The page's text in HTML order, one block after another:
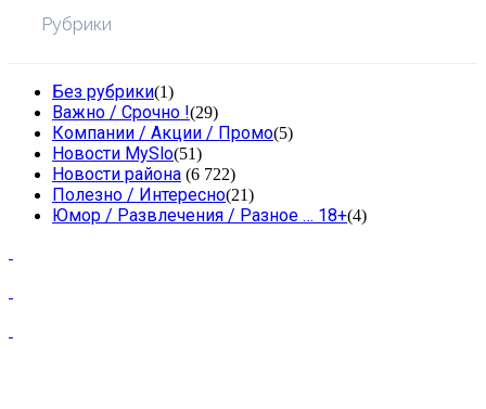
Рубрики
Без рубрики(1)
Важно / Срочно !(29)
Компании / Акции / Промо(5)
Новости MySlo(51)
Новости района (6 722)
Полезно / Интересно(21)
Юмор / Развлечения / Разное … 18+(4)